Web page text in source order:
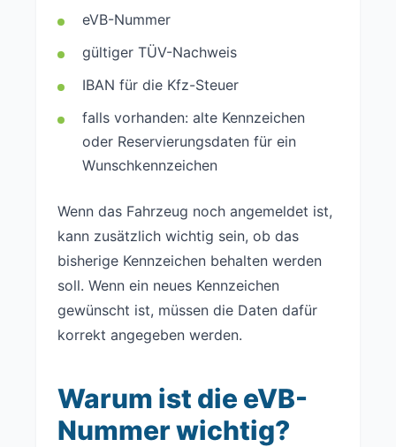
eVB-Nummer
gültiger TÜV-Nachweis
IBAN für die Kfz-Steuer
falls vorhanden: alte Kennzeichen
oder Reservierungsdaten für ein
Wunschkennzeichen
Wenn das Fahrzeug noch angemeldet ist,
kann zusätzlich wichtig sein, ob das
bisherige Kennzeichen behalten werden
soll. Wenn ein neues Kennzeichen
gewünscht ist, müssen die Daten dafür
korrekt angegeben werden.
Warum ist die eVB-
Nummer wichtig?